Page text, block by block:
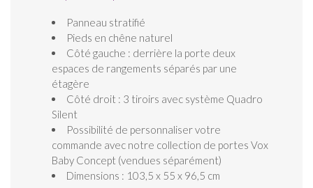
Panneau stratifié
Pieds en chêne naturel
Côté gauche : derrière la porte deux
espaces de rangements séparés par une
étagère
Côté droit : 3 tiroirs avec système Quadro
Silent
Possibilité de personnaliser votre
commande avec notre collection de portes Vox
Baby Concept (vendues séparément)
Dimensions : 103,5 x 55 x 96,5 cm